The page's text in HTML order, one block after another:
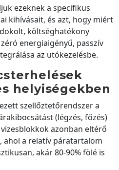
ezeknek a specifikus
kihívásait, és azt, hogy miért
költséghatékony
energiaigényű, passzív
az utókezelésbe.
helyiségekben
szellőztetőrendszer a
(légzés, főzés)
azonban eltérő
ahol a relatív páratartalom
akár 80-90% fölé is